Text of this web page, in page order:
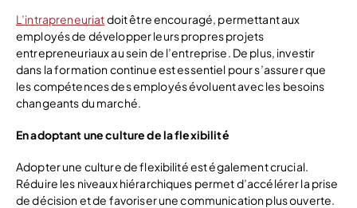
L’intrapreneuriatdoit être encouragé, permettant aux
employés de développer leurs propres projets
entrepreneuriaux au sein de l’entreprise. De plus, investir
dans la formation continue est essentiel pour s’assurer que
les compétences des employés évoluent avec les besoins
changeants du marché.
En adoptant une culture de la flexibilité
Adopter une culture de flexibilité est également crucial.
Réduire les niveaux hiérarchiques permet d’accélérer la prise
de décision et de favoriser une communication plus ouverte.